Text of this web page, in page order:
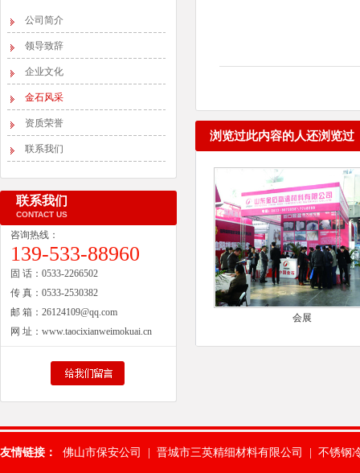
公司简介
领导致辞
企业文化
金石风采
资质荣誉
联系我们
联系我们
CONTACT US
咨询热线：
139-533-88960
固 话： 0533-2266502
传 真： 0533-2530382
邮 箱： 26124109@qq.com
网 址： www.taocixianweimokuai.cn
浏览过此内容的人还浏览过
会展
友情链接： 佛山市保安公司 晋城市三英精细材料有限公司 不锈钢